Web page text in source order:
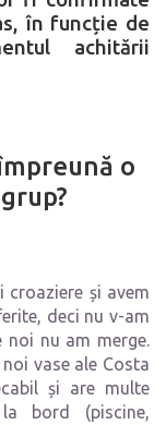
în funcție de
achitării
o
croaziere și avem
deci nu v-am
noi nu am merge.
vase ale Costa
și are multe
bord (piscine,